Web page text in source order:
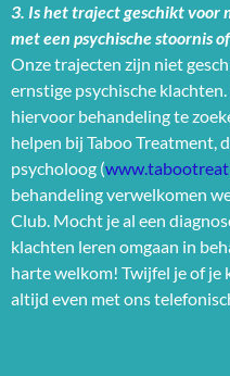
3. Is het traject geschikt voor
met een psychische stoornis
Onze trajecten zijn niet
ernstige psychische
hiervoor behandeling te
helpen bij Taboo Treatment,
psycholoog (
behandeling verwelkomen
Club. Mocht je al een
klachten leren omgaan in
harte welkom! Twijfel je of je
altijd even met ons